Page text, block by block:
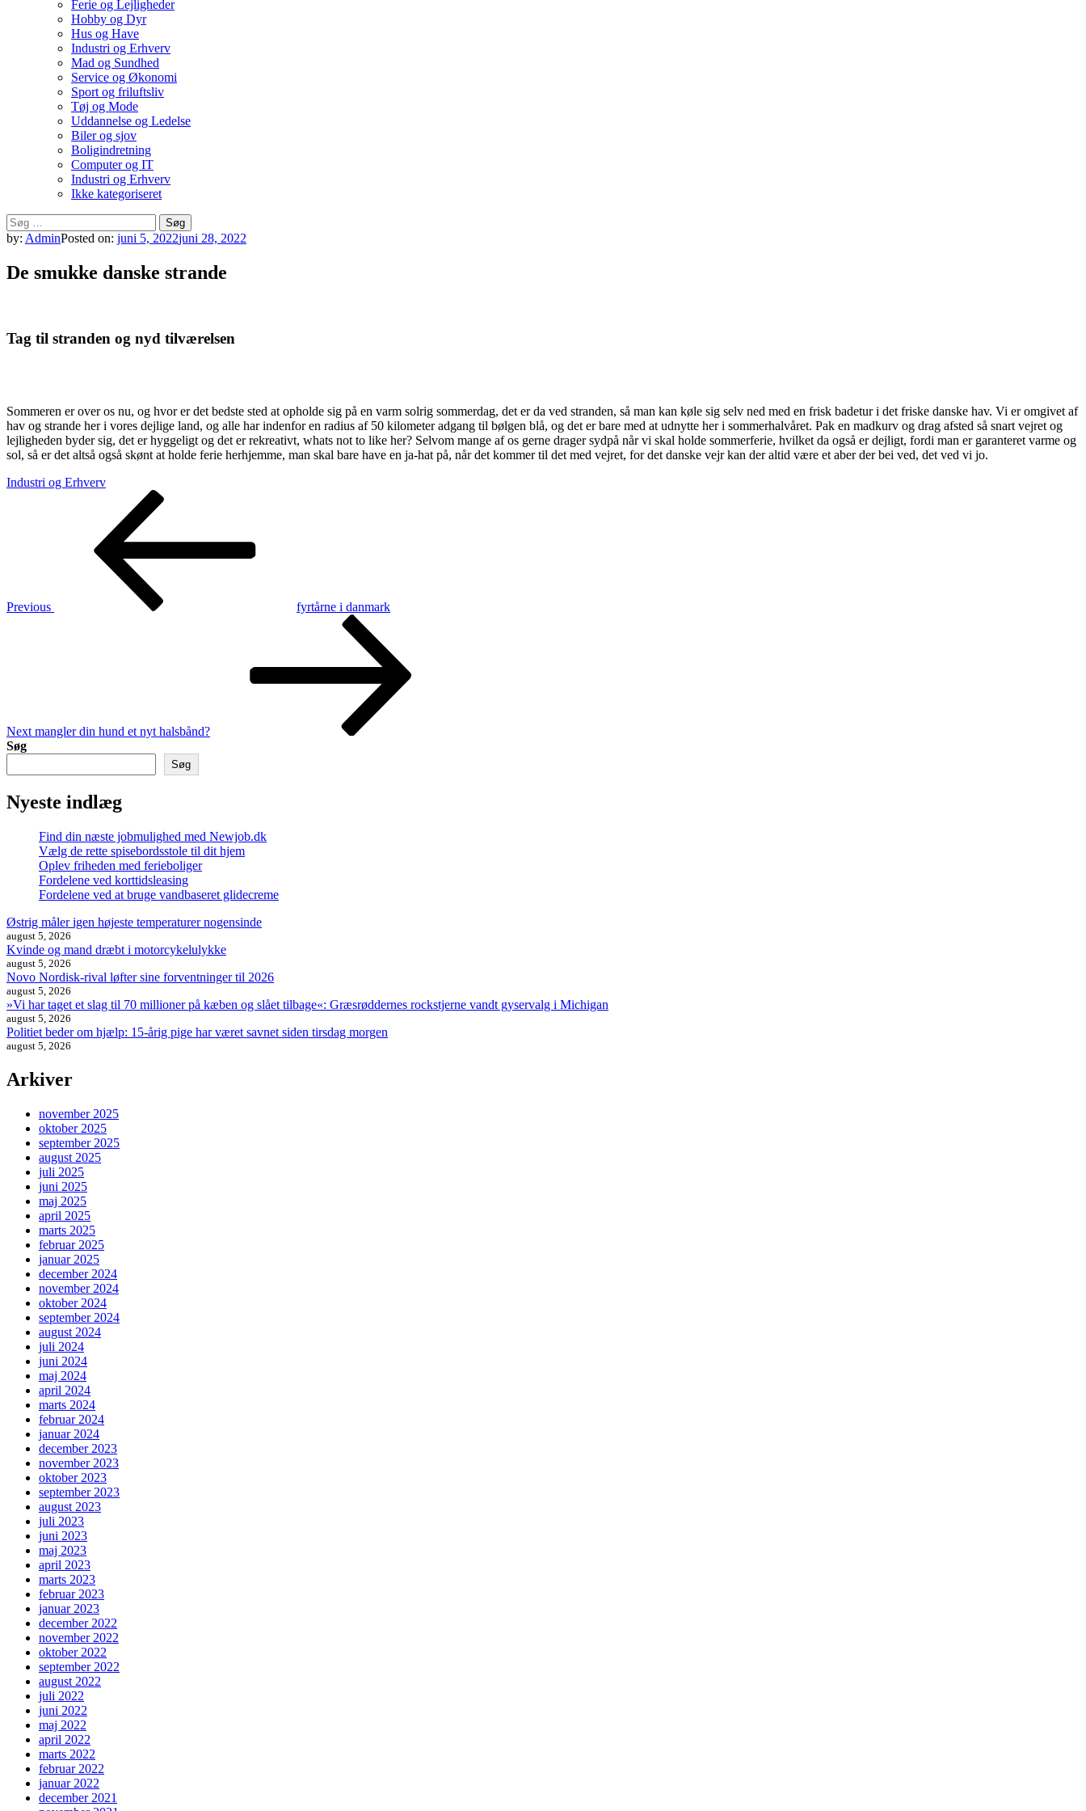
Ferie og Lejligheder
Hobby og Dyr
Hus og Have
Industri og Erhverv
Mad og Sundhed
Service og Økonomi
Sport og friluftsliv
Tøj og Mode
Uddannelse og Ledelse
Biler og sjov
Boligindretning
Computer og IT
Industri og Erhverv
Ikke kategoriseret
Søg
efter:
by: AdminPosted on: juni 5, 2022juni 28, 2022
De smukke danske strande
Tag til stranden og nyd tilværelsen
Sommeren er over os nu, og hvor er det bedste sted at opholde sig på en varm solrig sommerdag, det er da ved stranden, så man kan køle sig selv ned med en frisk badetur i det friske danske hav. Vi er omgivet af
hav og strande her i vores dejlige land, og alle har indenfor en radius af 50 kilometer adgang til bølgen blå, og det er bare med at udnytte her i sommerhalvåret. Pak en madkurv og drag afsted så snart vejret og
lejligheden byder sig, det er hyggeligt og det er rekreativt, whats not to like her? Selvom mange af os gerne drager sydpå når vi skal holde sommerferie, hvilket da også er dejligt, fordi man er garanteret varme og
sol, så er det altså også skønt at holde ferie herhjemme, man skal bare have en ja-hat på, når det kommer til det med vejret, for det danske vejr kan der altid være et aber der bei ved, det ved vi jo.
Industri og Erhverv
Indlægsnavigation
Previous
fyrtårne i danmark
Next mangler din hund et nyt halsbånd?
Søg
Søg
Nyeste indlæg
Find din næste jobmulighed med Newjob.dk
Vælg de rette spisebordsstole til dit hjem
Oplev friheden med ferieboliger
Fordelene ved korttidsleasing
Fordelene ved at bruge vandbaseret glidecreme
Østrig måler igen højeste temperaturer nogensinde
august 5, 2026
Kvinde og mand dræbt i motorcykelulykke
august 5, 2026
Novo Nordisk-rival løfter sine forventninger til 2026
august 5, 2026
»Vi har taget et slag til 70 millioner på kæben og slået tilbage«: Græsrøddernes rockstjerne vandt gyservalg i Michigan
august 5, 2026
Politiet beder om hjælp: 15-årig pige har været savnet siden tirsdag morgen
august 5, 2026
Arkiver
november 2025
oktober 2025
september 2025
august 2025
juli 2025
juni 2025
maj 2025
april 2025
marts 2025
februar 2025
januar 2025
december 2024
november 2024
oktober 2024
september 2024
august 2024
juli 2024
juni 2024
maj 2024
april 2024
marts 2024
februar 2024
januar 2024
december 2023
november 2023
oktober 2023
september 2023
august 2023
juli 2023
juni 2023
maj 2023
april 2023
marts 2023
februar 2023
januar 2023
december 2022
november 2022
oktober 2022
september 2022
august 2022
juli 2022
juni 2022
maj 2022
april 2022
marts 2022
februar 2022
januar 2022
december 2021